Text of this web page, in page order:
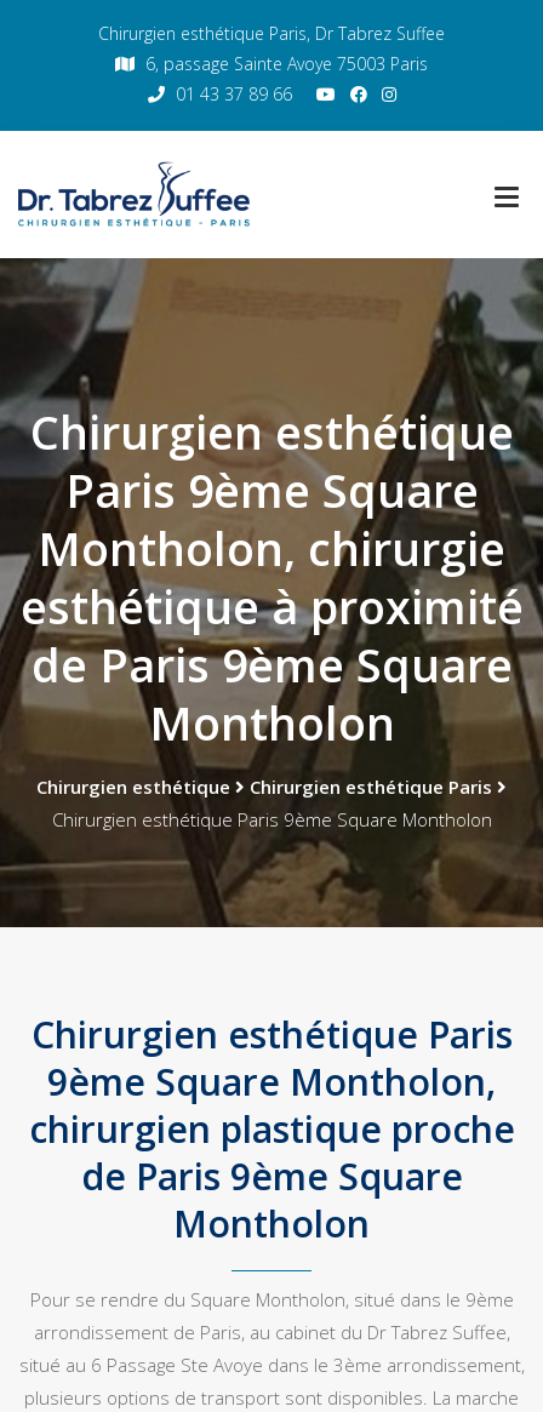
Chirurgien esthétique Paris, Dr Tabrez Suffee
6, passage Sainte Avoye 75003 Paris
01 43 37 89 66
Chirurgien esthétique
Paris 9ème Square
Montholon, chirurgie
esthétique à proximité
de Paris 9ème Square
Montholon
Chirurgien esthétique
Chirurgien esthétique Paris
Chirurgien esthétique Paris 9ème Square Montholon
Chirurgien esthétique Paris
9ème Square Montholon,
chirurgien plastique proche
de Paris 9ème Square
Montholon
Pour se rendre du Square Montholon, situé dans le 9ème
arrondissement de Paris, au cabinet du Dr Tabrez Suffee,
situé au 6 Passage Ste Avoye dans le 3ème arrondissement,
plusieurs options de transport sont disponibles. La marche